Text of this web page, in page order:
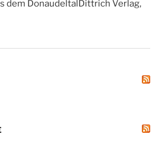
dem DonaudeltalDittrich Verlag,